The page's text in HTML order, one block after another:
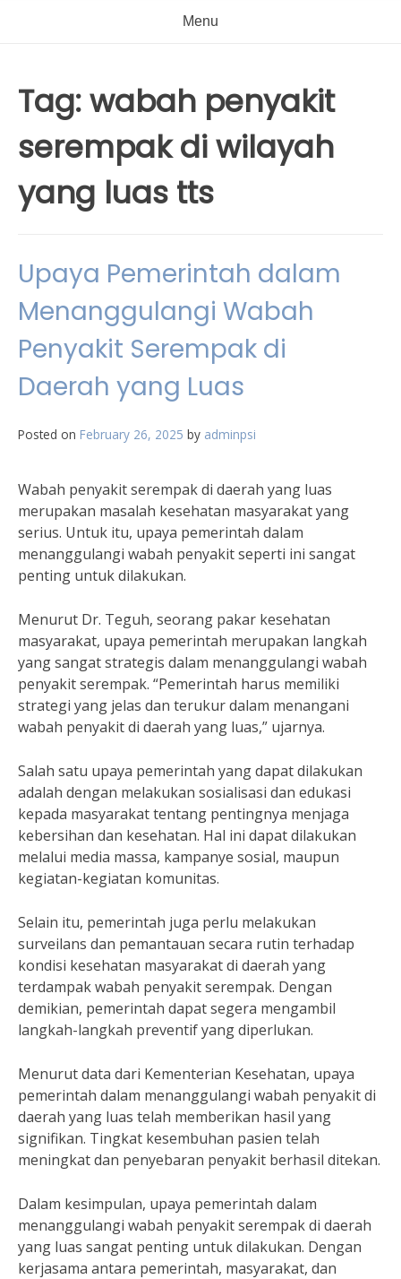
Menu
Tag:wabah penyakit
serempak di wilayah
yang luas tts
Upaya Pemerintah dalam
Menanggulangi Wabah
Penyakit Serempak di
Daerah yang Luas
Posted on February 26, 2025 by adminpsi
Wabah penyakit serempak di daerah yang luas
merupakan masalah kesehatan masyarakat yang
serius. Untuk itu, upaya pemerintah dalam
menanggulangi wabah penyakit seperti ini sangat
penting untuk dilakukan.
Menurut Dr. Teguh, seorang pakar kesehatan
masyarakat, upaya pemerintah merupakan langkah
yang sangat strategis dalam menanggulangi wabah
penyakit serempak. “Pemerintah harus memiliki
strategi yang jelas dan terukur dalam menangani
wabah penyakit di daerah yang luas,” ujarnya.
Salah satu upaya pemerintah yang dapat dilakukan
adalah dengan melakukan sosialisasi dan edukasi
kepada masyarakat tentang pentingnya menjaga
kebersihan dan kesehatan. Hal ini dapat dilakukan
melalui media massa, kampanye sosial, maupun
kegiatan-kegiatan komunitas.
Selain itu, pemerintah juga perlu melakukan
surveilans dan pemantauan secara rutin terhadap
kondisi kesehatan masyarakat di daerah yang
terdampak wabah penyakit serempak. Dengan
demikian, pemerintah dapat segera mengambil
langkah-langkah preventif yang diperlukan.
Menurut data dari Kementerian Kesehatan, upaya
pemerintah dalam menanggulangi wabah penyakit di
daerah yang luas telah memberikan hasil yang
signifikan. Tingkat kesembuhan pasien telah
meningkat dan penyebaran penyakit berhasil ditekan.
Dalam kesimpulan, upaya pemerintah dalam
menanggulangi wabah penyakit serempak di daerah
yang luas sangat penting untuk dilakukan. Dengan
kerjasama antara pemerintah, masyarakat, dan